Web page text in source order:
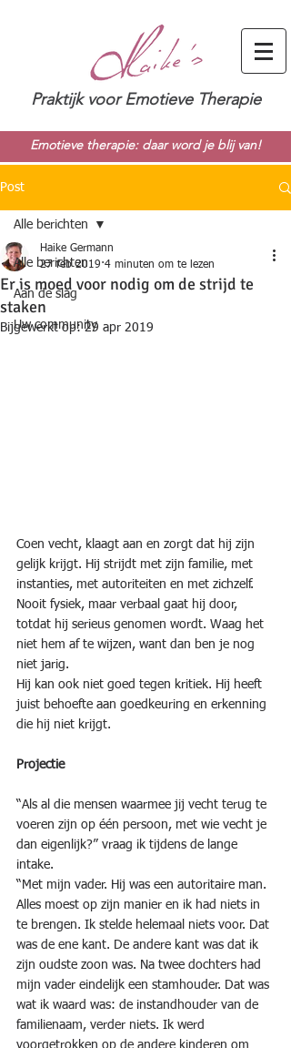
Praktijk voor Emotieve Therapie
Emotieve therapie: daar word je blij van!
Post
Alle berichten
Aan de slag
Uw community
Alle berichten
Er is moed voor nodig om de strijd te
staken
Haike Germann
27 feb 2019 4 minuten om te lezen
Bijgewerkt op:29 apr 2019
Coen vecht, klaagt aan en zorgt dat hij zijn
gelijk krijgt. Hij strijdt met zijn familie, met
instanties, met autoriteiten en met zichzelf.
Nooit fysiek, maar verbaal gaat hij door,
totdat hij serieus genomen wordt. Waag het
niet hem af te wijzen, want dan ben je nog
niet jarig.
Hij kan ook niet goed tegen kritiek. Hij heeft
juist behoefte aan goedkeuring en erkenning
die hij niet krijgt.
Projectie
“Als al die mensen waarmee jij vecht terug te
voeren zijn op één persoon, met wie vecht je
dan eigenlijk?” vraag ik tijdens de lange
intake.
“Met mijn vader. Hij was een autoritaire man.
Alles moest op zijn manier en ik had niets in
te brengen. Ik stelde helemaal niets voor. Dat
was de ene kant. De andere kant was dat ik
zijn oudste zoon was. Na twee dochters had
mijn vader eindelijk een stamhouder. Dat was
wat ik waard was: de instandhouder van de
familienaam, verder niets. Ik werd
voorgetrokken op de andere kinderen om